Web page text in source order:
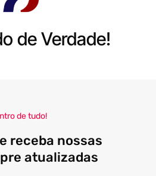
de Verdade!
de tudo!
receba nossas
atualizadas